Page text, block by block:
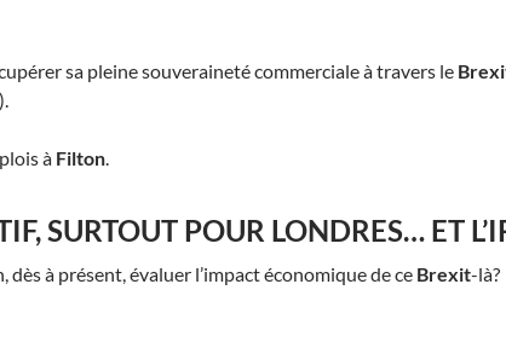
sa pleine souveraineté commerciale à travers le
).
à Filton.
SURTOUT POUR LONDRES… ET
à présent, évaluer l’impact économique de ce Brexit-là?